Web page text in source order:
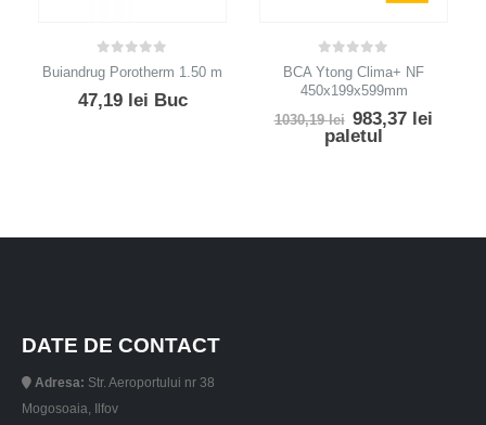
out of 5
Buiandrug Porotherm 1.50 m
47,19 lei Buc
0 out of 5
BCA Ytong Clima+ NF
450x199x599mm
1030,19lei Prețul
inițial
983,37 lei
paletul
DATE DE CONTACT
Adresa: Str. Aeroportului nr 38
Mogosoaia, Ilfov